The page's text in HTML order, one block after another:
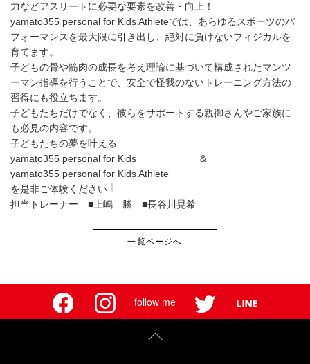
力などアスリートに必要な要素を改善・向上！
yamato355 personal for Kids Athleteでは、あらゆるスポーツのパ
フォーマンスを最大限に引き出し、絶対に負けないフィジカルを
育てます。
子どもの骨や筋肉の成長を考え理論に基づいて構成されたマンツ
ーマン指導を行うことで、安全で怪我のないトレーニング方法の
習得にも役立ちます。
子どもたちだけでなく、彼らをサポートする親御さんやご家族に
も必見の内容です。
子どもたちの夢を叶える
yamato355 personal for Kids &
yamato355 personal for Kids Athlete
を是非ご体験ください
担当トレーナー ■上嶋 勝 ■長谷川晃希
一覧ページへ
follow me